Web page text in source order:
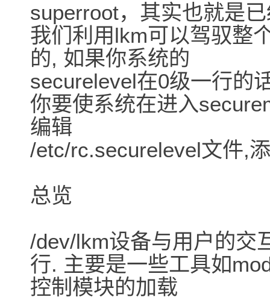
superroot，其实也就是
我们利用lkm可以驾驭整
的, 如果你系统的
securelevel在0级一行的
你要使系统在进入
编辑
/etc/rc.securelevel文件,
总览
/dev/lkm设备与用户的交
行. 主要是一些工具如
控制模块的加载